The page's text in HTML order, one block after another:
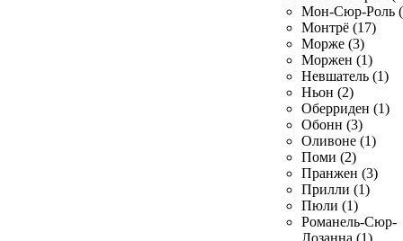
Мон-Сюр-Роль
Монтрё (17)
Морже (3)
Моржен (1)
Невшатель (1)
Ньон (2)
Оберриден (1)
Обонн (3)
Оливоне (1)
Поми (2)
Пранжен (3)
Прилли (1)
Пюли (1)
Романель-Сюр-
Лозанна (1)